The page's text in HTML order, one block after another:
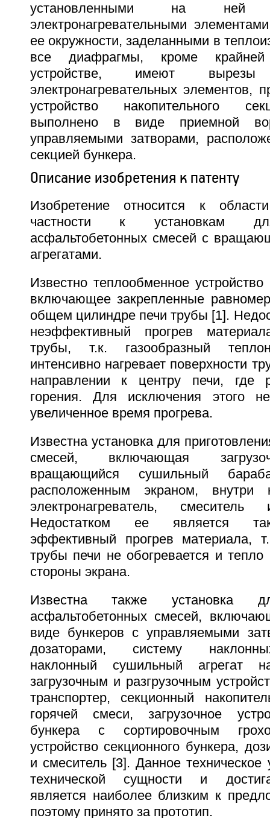
установленными на ней
электронагревательными
ее окружности, заделанными в
все диафрагмы, кроме крайней
устройстве, имеют
электронагревательных элементов,
устройство накопительного
выполнено в виде приемной
управляемыми затворами,
секцией бункера.
Описание изобретения к патенту
Изобретение относится к
частности к установкам
асфальтобетонных смесей с
агрегатами.
Известно теплообменное
включающее закрепленные
общем цилиндре печи трубы [1].
неэффективный прогрев
трубы, т.к. газообразный
интенсивно нагревает поверхности
направлении к центру печи, где
горения. Для исключения этого
увеличенное время прогрева.
Известна установка для
смесей, включающая
вращающийся сушильный
расположенным экраном, внутри
электронагреватель,
Недостатком ее является
эффективный прогрев материала,
трубы печи не обогревается и тепло
стороны экрана.
Известна также установка
асфальтобетонных смесей,
виде бункеров с управляемыми
дозаторами, систему
наклонный сушильный агрегат
загрузочным и разгрузочным
транспортер, секционный
горячей смеси, загрузочное
бункера с сортировочным
устройство секционного бункера,
и смеситель [3]. Данное техническое
технической сущности и
является наиболее близким к
поэтому принято за прототип.